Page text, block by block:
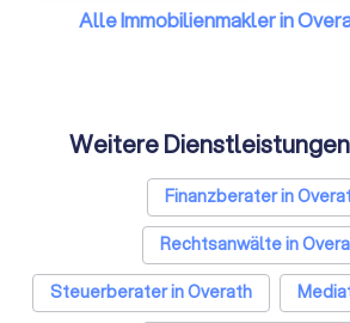
Alle Immobilienmakler in
Weitere
Finanzberater in
Rechtsanwälte in
Steuerberater in Overath